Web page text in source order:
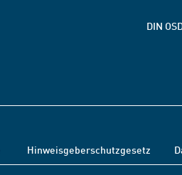
DIN
Hinweisgeberschutzgesetz